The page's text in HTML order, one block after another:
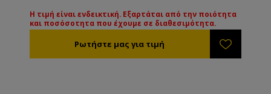
σβολιάσει ) καταψύχεται . Η γύρη που προσφέρουμε
είναι 100% Ελληνική από παραγωγούς που σέβονται
κι αγαπούν τη δουλειά τους. Διακινείται
καταψυγμένη. Η Α ποιότητα συλλέγεται από
μεγαλύτερη ποικιλία λουλουδιών από ότι η Β
Η τιμή είναι ενδεικτική. Εξαρτάται από την ποιότητα
και ποσόσοτητα που έχουμε σε διαθεσιμότητα.